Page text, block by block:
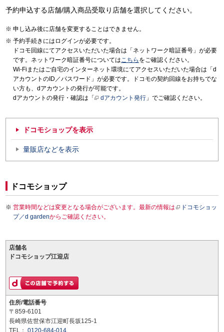
予約申込する店舗/購入商品受取り店舗を選択してください。
申し込み後に店舗を変更することはできません。
予約手続きにはログインが必要です。
ドコモ回線にてアクセスいただいた場合は「ネットワーク暗証番号」が必要
です。ネットワーク暗証番号についてはこちら をご確認ください。
Wi-Fiまたはご自宅のインターネット環境にてアクセスいただいた場合は「d
アカウントのID／パスワード」が必要です。ドコモの契約回線をお持ちでな
い方も、dアカウントの発行が可能です。
dアカウントの発行・確認は「
dアカウント発行 」でご確認ください。
ドコモショップを表示
量販店などを表示
ドコモショップ
営業時間などは変更となる場合がございます。最新の情報は
ドコモショッ
プ／d gardenからご確認ください。
店舗名
ドコモショップ江迎店
住所/電話番号
〒859-6101
長崎県佐世保市江迎町長坂125-1
TEL： 0120-684-014